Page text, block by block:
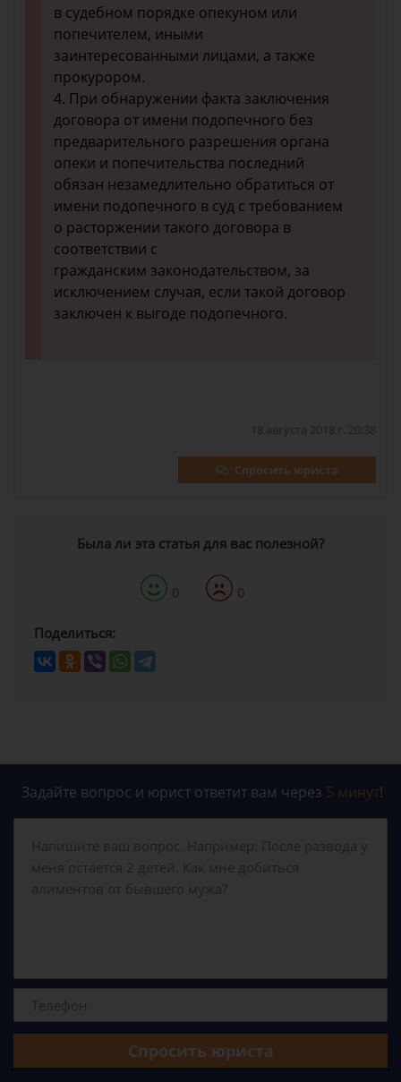
в судебном порядке опекуном или
попечителем, иными
заинтересованными лицами, а также
прокурором.
4. При обнаружении факта заключения
договора от имени подопечного без
предварительного разрешения органа
опеки и попечительства последний
обязан незамедлительно обратиться от
имени подопечного в суд с требованием
о расторжении такого договора в
соответствии с
гражданским законодательством, за
исключением случая, если такой договор
заключен к выгоде подопечного.
18 августа 2018 г. 20:38
Спросить юриста
Была ли эта статья для вас полезной?
0 0
Поделиться:
Задайте вопрос и юрист ответит вам через 5 минут!
Спросить юриста